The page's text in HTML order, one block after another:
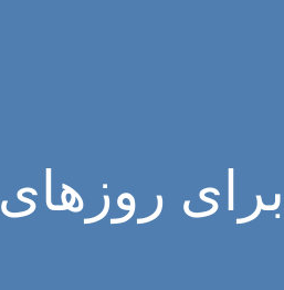
روزهای